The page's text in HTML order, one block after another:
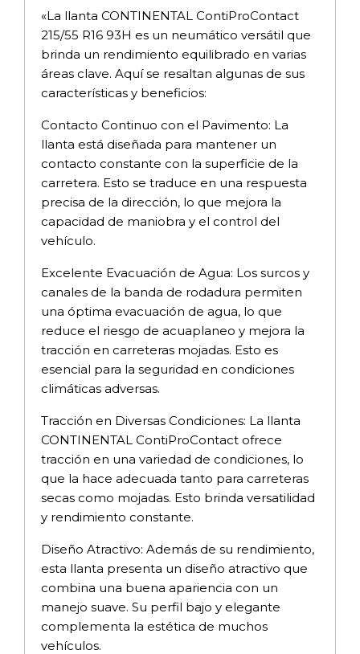
«La llanta CONTINENTAL ContiProContact
215/55 R16 93H es un neumático versátil que
brinda un rendimiento equilibrado en varias
áreas clave. Aquí se resaltan algunas de sus
características y beneficios:
Contacto Continuo con el Pavimento: La
llanta está diseñada para mantener un
contacto constante con la superficie de la
carretera. Esto se traduce en una respuesta
precisa de la dirección, lo que mejora la
capacidad de maniobra y el control del
vehículo.
Excelente Evacuación de Agua: Los surcos y
canales de la banda de rodadura permiten
una óptima evacuación de agua, lo que
reduce el riesgo de acuaplaneo y mejora la
tracción en carreteras mojadas. Esto es
esencial para la seguridad en condiciones
climáticas adversas.
Tracción en Diversas Condiciones: La llanta
CONTINENTAL ContiProContact ofrece
tracción en una variedad de condiciones, lo
que la hace adecuada tanto para carreteras
secas como mojadas. Esto brinda versatilidad
y rendimiento constante.
Diseño Atractivo: Además de su rendimiento,
esta llanta presenta un diseño atractivo que
combina una buena apariencia con un
manejo suave. Su perfil bajo y elegante
complementa la estética de muchos
vehículos.